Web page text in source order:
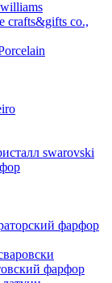
crafts&gifts co.,
swarovski
фарфор
фарфор